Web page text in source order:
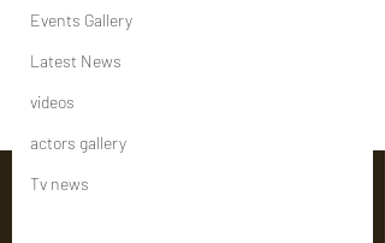
Events Gallery
Latest News
videos
actors gallery
Tv news